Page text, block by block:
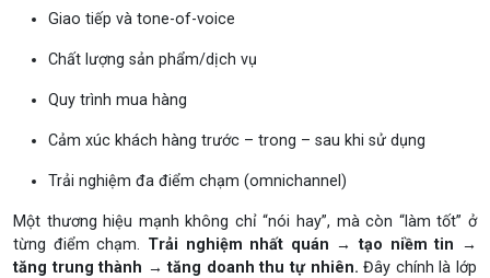
Giao tiếp và tone-of-voice
Chất lượng sản phẩm/dịch vụ
Quy trình mua hàng
Cảm xúc khách hàng trước – trong – sau khi sử dụng
Trải nghiệm đa điểm chạm (omnichannel)
Một thương hiệu mạnh không chỉ “nói hay”, mà còn “làm tốt” ở
từng điểm chạm. Trải nghiệm nhất quán → tạo niềm tin →
tăng trung thành → tăng doanh thu tự nhiên.Đây chính là lớp